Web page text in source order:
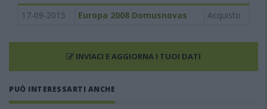
17-09-2015
Europa 2008 Domusnovas Acquisto
INVIACI E AGGIORNA I TUOI DATI
PUÒ INTERESSARTI ANCHE